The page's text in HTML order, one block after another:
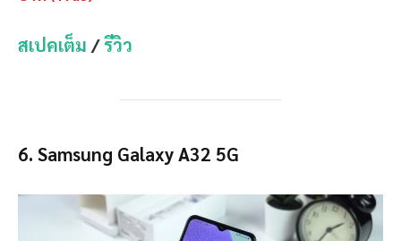
สเปคเต็ม /รีวิว
6. Samsung Galaxy A32 5G